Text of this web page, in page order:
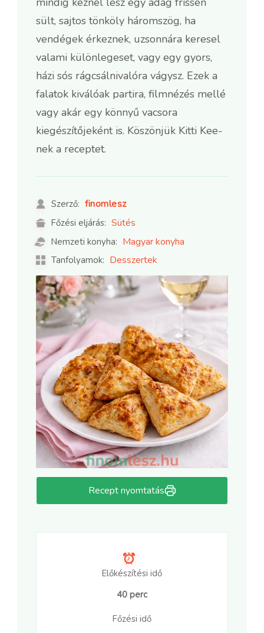
sült, sajtos tönköly háromszög, ha
vendégek érkeznek, uzsonnára keresel
valami különlegeset, vagy egy gyors,
házi sós rágcsálnivalóra vágysz. Ezek a
falatok kiválóak partira, filmnézés mellé
vagy akár egy könnyű vacsora
kiegészítőjeként is. Köszönjük Kitti Kee-
nek a receptet.
Szerző: finomlesz
Főzési eljárás: Sütés
Nemzeti konyha: Magyar konyha
Tanfolyamok: Desszertek
Recept nyomtatás
Előkészítési idő
40 perc
Főzési idő